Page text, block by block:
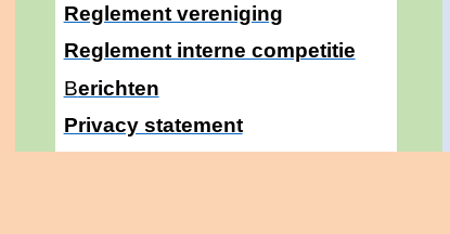
Reglement vereniging
Reglement interne competitie
Berichten
Privacy statement